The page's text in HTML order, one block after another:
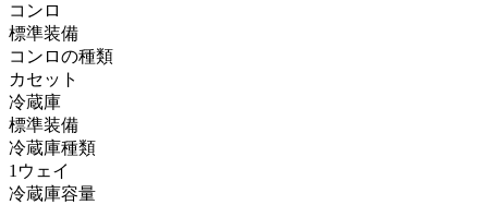
コンロ
標準装備
コンロの種類
カセット
冷蔵庫
標準装備
冷蔵庫種類
1ウェイ
冷蔵庫容量